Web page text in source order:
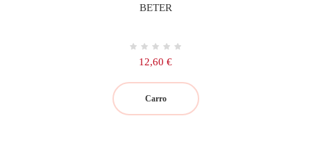
BETER
Precio
12,60 €
Carro